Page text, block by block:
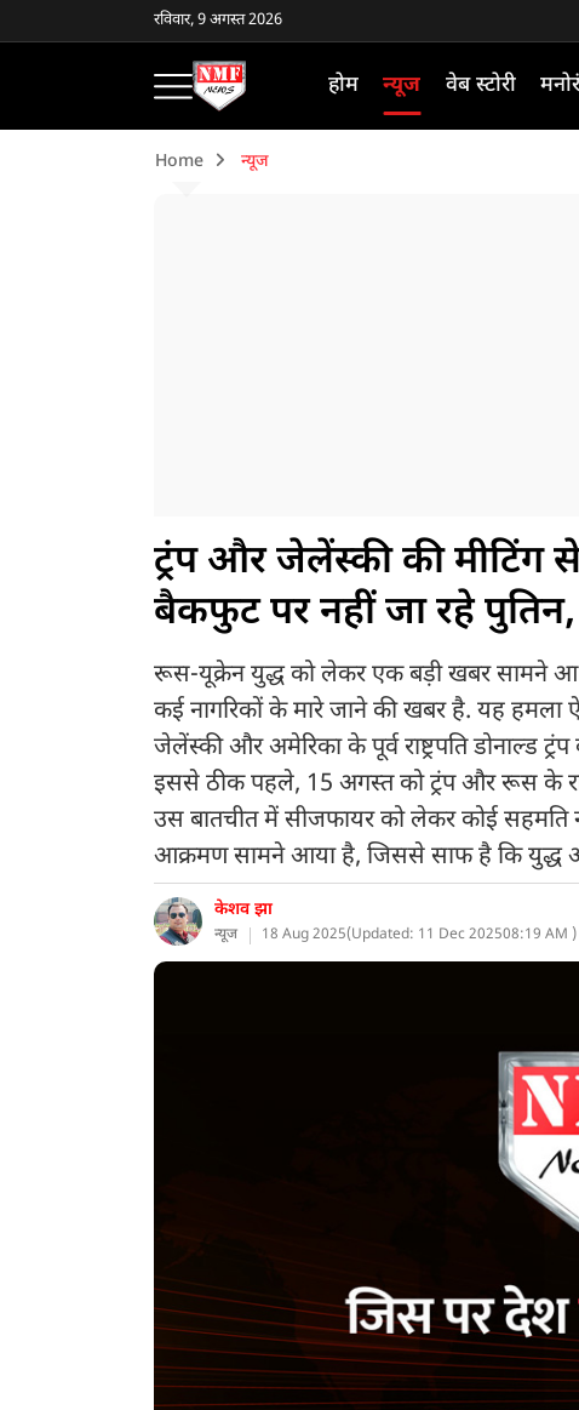
रविवार, 9 अगस्त 2026
होम न्यूज वेब स्टोरी
Home न्यूज
ट्रंप और जेलेंस्की की
बैकफुट पर नहीं जा रहे
रूस-यूक्रेन युद्ध को लेकर एक बड़ी खबर सामने आ
कई नागरिकों के मारे जाने की खबर है. यह हमला
जेलेंस्की और अमेरिका के पूर्व राष्ट्रपति डोनाल्ड
इससे ठीक पहले, 15 अगस्त को ट्रंप और रूस के
उस बातचीत में सीजफायर को लेकर कोई सहमति
आक्रमण सामने आया है, जिससे साफ है कि युद्ध
केशव झा
न्यूज 18 Aug 2025(Updated: 11 Dec 202508:19 AM )